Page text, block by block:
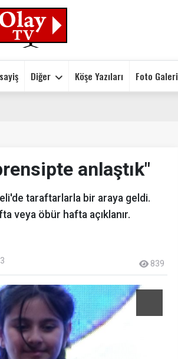
Diğer Köşe Yazıları Foto Galeri
anlaştık"
taraftarlarla bir araya geldi.
veya öbür hafta açıklanır.
839